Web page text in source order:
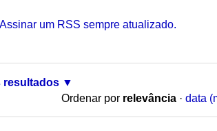
Assinar um RSS sempre atualizado.
resultados
Ordenar por relevância · data